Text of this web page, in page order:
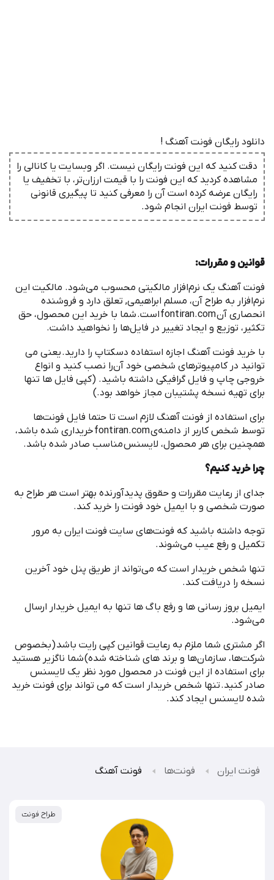
دانلود رایگان فونت آهنگ !
دقت کنید که این فونت رایگان نیست. اگر وبسایت یا کانالی را
مشاهده کردید که این فونت را با قیمت ارزان‌تر، با تخفیف یا
رایگان عرضه کرده است آن را معرفی کنید تا پیگیری قانونی
توسط فونت ‌ایران انجام شود.
قوانین و مقررات:
‌فونت آهنگ یک نرمافزار مالکیتی محسوب میشود. مالکیت این
نرمافزار به طراح آن، مسلم ابراهیمی, تعلق دارد و فروشنده
انحصاری آنfontiran.comاست.شما با خرید این محصول، حق
تکثیر، توزیع و ایجاد تغییر در فایلها را نخواهید داشت.
با خرید ‌فونت آهنگ اجازه استفاده دسکتاپ را دارید.یعنی می
توانید در کامپیوترهای شخصی خود آنرا نصب کنید و انواع
خروجی چاپ و فایل گرافیکی داشته باشید. (کپی فایل ها تنها
برای تهیه نسخه پشتیبان مجاز خواهد بود.)
برای استفاده از ‌فونت آهنگ لازم است تا حتما فایل فونتها
توسط شخص کاربر از دامنهیfontiran.comخریداری شده باشد،
همچنین برای هر محصول، لایسنس مناسب صادر شده باشد.
چرا خرید کنیم؟
جدای از رعایت مقررات و حقوق پدیدآورنده بهتر است هر طراح به
صورت شخصی و با ایمیل خود فونت را خرید کند.
توجه داشته باشید که فونتهای سایت فونت ایران به مرور
تکمیل و رفع عیب میشوند.
تنها شخص خریدار است که میتواند از طریق پنل خود آخرین
نسخه را دریافت کند.
ایمیل بروز رسانی ها و رفع باگ ها تنها به ایمیل خریدار ارسال
میشود.
اگر مشتری شما ملزم به رعایت قوانین کپی رایت باشد(بخصوص
شرکتها، سازمانها و برند های شناخته شده)شما ناگزیر هستید
برای استفاده از این فونت در محصول مورد نظر یک لایسنس
صادر کنید.تنها شخص خریدار است که می تواند برای فونت خرید
شده لایسنس ایجاد کند.
فونت ایران فونت‌ها فونت آهنگ
طراح فونت